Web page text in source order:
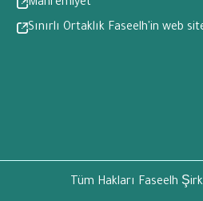
Mahremiyet
Sınırlı Ortaklık Faseelh'in web
Tüm Hakları Faseelh